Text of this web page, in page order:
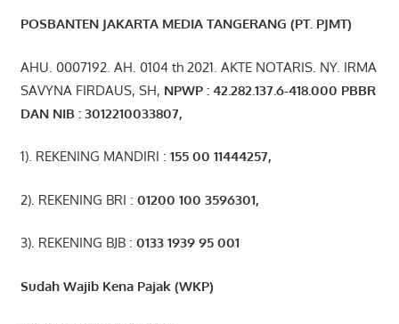
POSBANTEN JAKARTA MEDIA TANGERANG (PT. PJMT)
AHU. 0007192. AH. 0104 th 2021. AKTE NOTARIS. NY. IRMA
SAVYNA FIRDAUS, SH, NPWP : 42. 282 .137.6-418.000 PBBR
DAN NIB :3012210033807,
1). REKENING MANDIRI : 155 00 11444257,
2). REKENING BRI : 01200 100 3596301,
3). REKENING BJB : 0133 1939 95 001
Sudah Wajib Kena Pajak (WKP)